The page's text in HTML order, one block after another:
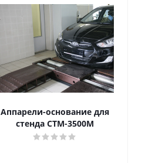
Аппарели-основание для
стенда СТМ-3500М